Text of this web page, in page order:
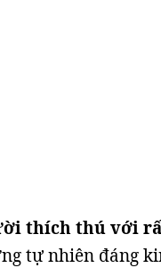
thích thú với
tự nhiên đáng